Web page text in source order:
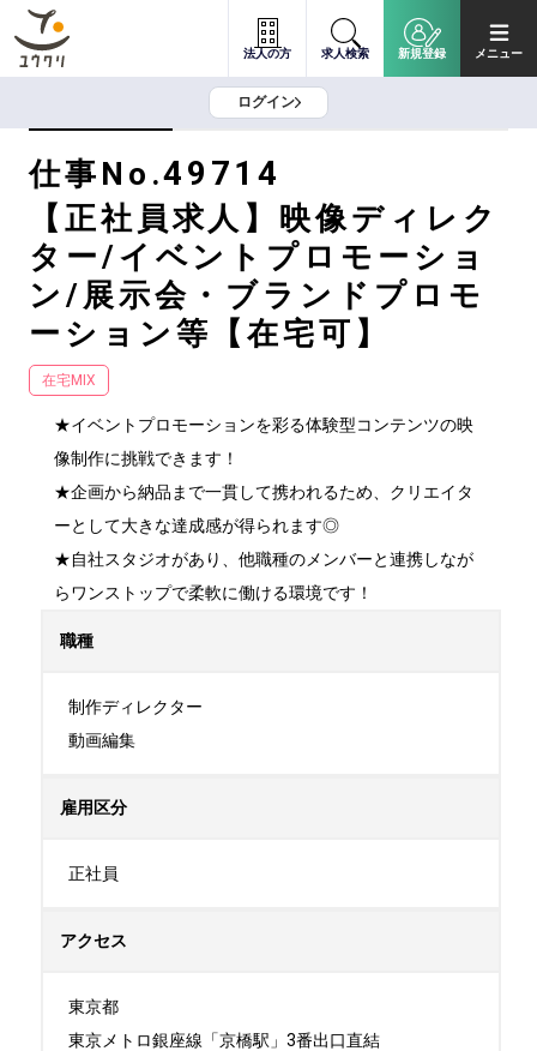
法人の方 求人検索 新規登録 メニュー
ログイン
仕事No.49714
【正社員求人】映像ディレク
ター/イベントプロモーショ
ン/展示会・ブランドプロモ
ーション等【在宅可】
在宅MIX
★イベントプロモーションを彩る体験型コンテンツの映
像制作に挑戦できます！
★企画から納品まで一貫して携われるため、クリエイタ
ーとして大きな達成感が得られます◎
★自社スタジオがあり、他職種のメンバーと連携しなが
らワンストップで柔軟に働ける環境です！
職種
制作ディレクター
動画編集
雇用区分
正社員
アクセス
東京都
東京メトロ銀座線「京橋駅」3番出口直結